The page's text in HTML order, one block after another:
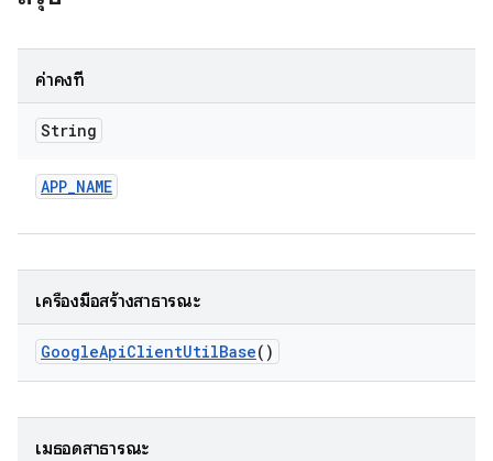
ค่าคงที่
String
APP_NAME
เครื่องมือสร้างสาธารณะ
GoogleApiClientUtilBase()
เมธอดสาธารณะ